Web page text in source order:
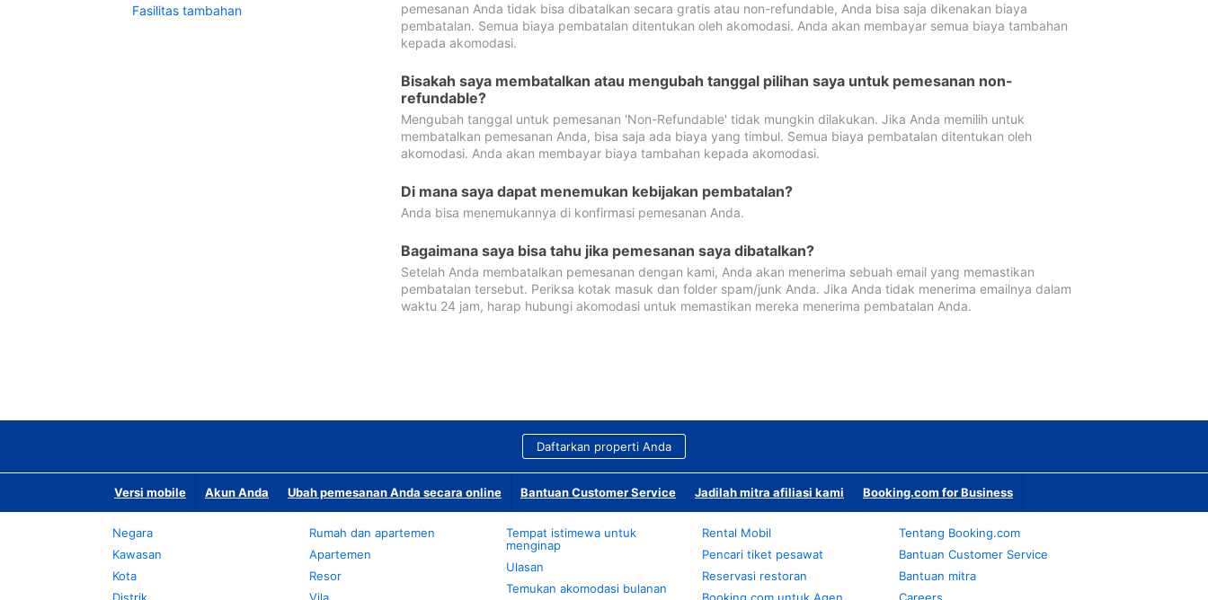
Fasilitas tambahan
pemesanan Anda tidak bisa dibatalkan secara gratis atau non-refundable, Anda bisa saja dikenakan biaya
pembatalan. Semua biaya pembatalan ditentukan oleh akomodasi. Anda akan membayar semua biaya tambahan
kepada akomodasi.
Bisakah saya membatalkan atau mengubah tanggal pilihan saya untuk pemesanan non-
refundable?
Mengubah tanggal untuk pemesanan 'Non-Refundable' tidak mungkin dilakukan. Jika Anda memilih untuk
membatalkan pemesanan Anda, bisa saja ada biaya yang timbul. Semua biaya pembatalan ditentukan oleh
akomodasi. Anda akan membayar biaya tambahan kepada akomodasi.
Di mana saya dapat menemukan kebijakan pembatalan?
Anda bisa menemukannya di konfirmasi pemesanan Anda.
Bagaimana saya bisa tahu jika pemesanan saya dibatalkan?
Setelah Anda membatalkan pemesanan dengan kami, Anda akan menerima sebuah email yang memastikan
pembatalan tersebut. Periksa kotak masuk dan folder spam/junk Anda. Jika Anda tidak menerima emailnya dalam
waktu 24 jam, harap hubungi akomodasi untuk memastikan mereka menerima pembatalan Anda.
Daftarkan properti Anda
Versi mobile Akun Anda Ubah pemesanan Anda secara online Bantuan Customer Service Jadilah mitra afiliasi kami Booking.com for Business
Negara
Kawasan
Kota
Rumah dan apartemen
Apartemen
Resor
Tempat istimewa untuk
menginap
Ulasan
Temukan akomodasi bulanan
Rental Mobil
Pencari tiket pesawat
Reservasi restoran
Tentang Booking.com
Bantuan Customer Service
Bantuan mitra